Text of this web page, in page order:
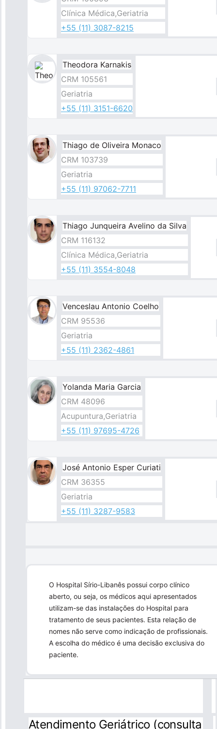
Clínica Médica,Geriatria
+55 (11) 3087-8215
Imagem Theodora Karnakis
CRM 105561
Geriatria
+55 (11) 3151-6620
Thiago de Oliveira Monaco​​
CRM 103739
Geriatria
+55 (11) 97062-7711
Thiago Junqueira Avelino da Silva​​
CRM 116132
Clínica Médica,Geriatria
+55 (11) 3554-8048
Venceslau Antonio Coelho
CRM 95536
Geriatria
+55 (11) 2362-4861
Yolanda Maria Garcia
CRM 48096
Acupuntura,Geriatria
+55 (11) 97695-4726
​​​José Antonio Esper Curiati
CRM 36355
Geriatria
+55 (11) 3287-9583
O Hospital Sírio-Libanês possui corpo clínico
aberto, ou seja, os médicos aqui apresentados
utilizam-se das instalações do Hospital para
tratamento de seus pacientes. Esta relação de
nomes não serve como indicação de profissionais.
A escolha do médico é uma decisão exclusiva do
paciente.
Atendimento Geriátrico (consulta